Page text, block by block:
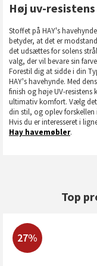
Høj uv-resistens
Stoffet på HAY's
betyder, at det er
det udsættes for solens
valg, der vil bevare sin
Forestil dig at sidde i din
HAY's havehynde. Med
finish og høje UV-resistens
ultimativ komfort. Vælg det
din stil, og oplev forskellen
Hvis du er interesseret i
Hay havemøbler.
Top
27%